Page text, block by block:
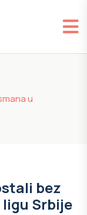
u
bez
Srbije